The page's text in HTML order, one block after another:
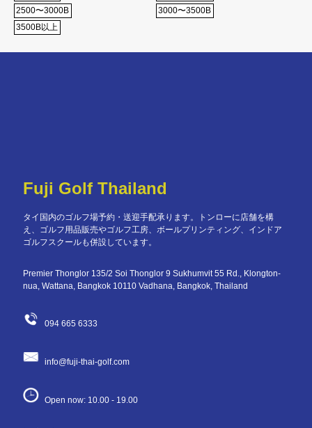
2500〜3000B
3000〜3500B
3500B以上
Fuji Golf Thailand
タイ国内のゴルフ場予約・送迎手配承ります。トンローに店舗を構
え、ゴルフ用品販売やゴルフ工房、ボールプリンティング、インドア
ゴルフスクールも併設しています。
Premier Thonglor 135/2 Soi Thonglor 9 Sukhumvit 55 Rd., Klongton-
nua, Wattana, Bangkok 10110 Vadhana, Bangkok, Thailand
094 665 6333
info@fuji-thai-golf.com
Open now: 10.00 - 19.00